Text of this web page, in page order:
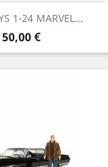
1-24 MARVEL...
Precio
50,00 €
rápida